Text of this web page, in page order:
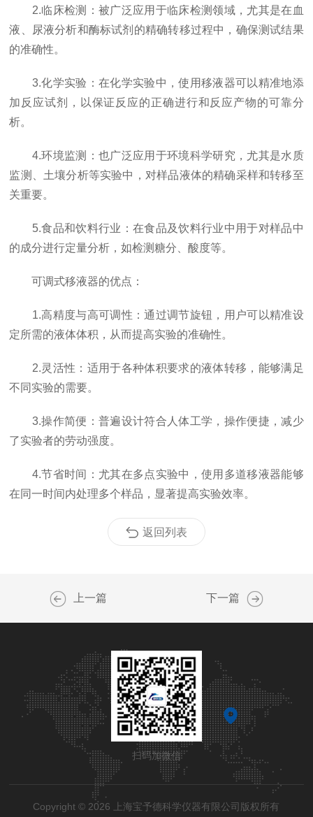
2.临床检测：被广泛应用于临床检测领域，尤其是在血
液、尿液分析和酶标试剂的精确转移过程中，确保测试结果
的准确性。
3.化学实验：在化学实验中，使用移液器可以精准地添
加反应试剂，以保证反应的正确进行和反应产物的可靠分
析。
4.环境监测：也广泛应用于环境科学研究，尤其是水质
监测、土壤分析等实验中，对样品液体的精确采样和转移至
关重要。
5.食品和饮料行业：在食品及饮料行业中用于对样品中
的成分进行定量分析，如检测糖分、酸度等。
可调式移液器的优点：
1.高精度与高可调性：通过调节旋钮，用户可以精准设
定所需的液体体积，从而提高实验的准确性。
2.灵活性：适用于各种体积要求的液体转移，能够满足
不同实验的需要。
3.操作简便：普遍设计符合人体工学，操作便捷，减少
了实验者的劳动强度。
4.节省时间：尤其在多点实验中，使用多道移液器能够
在同一时间内处理多个样品，显著提高实验效率。
返回列表
上一篇 下一篇
扫码加微信
Copyright © 2026 上海宝予德科学仪器有限公司版权所有